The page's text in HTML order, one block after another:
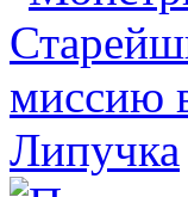
Липучка